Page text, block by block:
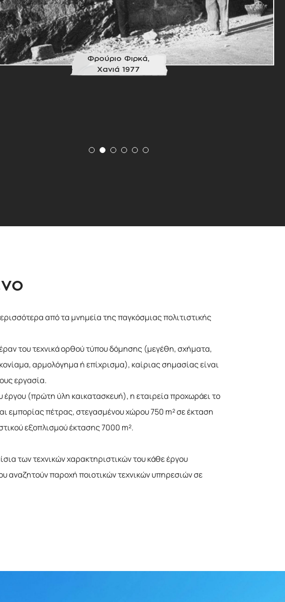
Πύργος Μαρουλά,
Ρεθύμνο 1998
από τα μνημεία της παγκόσμιας πολιτιστικής
του τεχνικά ορθού τύπου δόμησης (μεγέθη, σχήματα,
αρμολόγημα ή επίχρισμα), καίριας σημασίας είναι
εργασία.
(πρώτη ύλη καικατασκευή), η εταιρεία προχωράει το
εμπορίας πέτρας, στεγασμένου χώρου 750 m² σε έκταση
εξοπλισμού έκτασης 7000 m².
των τεχνικών χαρακτηριστικών του κάθε έργου
αναζητούν παροχή ποιοτικών τεχνικών υπηρεσιών σε